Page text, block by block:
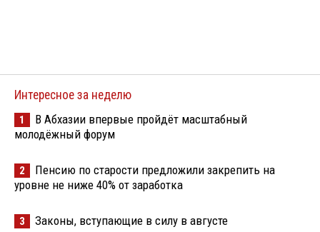
Интересное за неделю
1
В Абхазии впервые пройдёт масштабный
молодёжный форум
2
Пенсию по старости предложили закрепить на
уровне не ниже 40% от заработка
3 Законы, вступающие в силу в августе